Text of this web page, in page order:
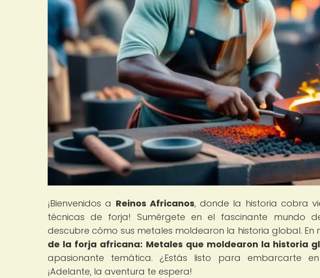
¡Bienvenidos a Reinos Africanos, donde la historia cobra
técnicas de forja! Sumérgete en el fascinante mundo
descubre cómo sus metales moldearon la historia global. En
de la forja africana: Metales que moldearon la historia
apasionante temática. ¿Estás listo para embarcarte
¡Adelante, la aventura te espera!